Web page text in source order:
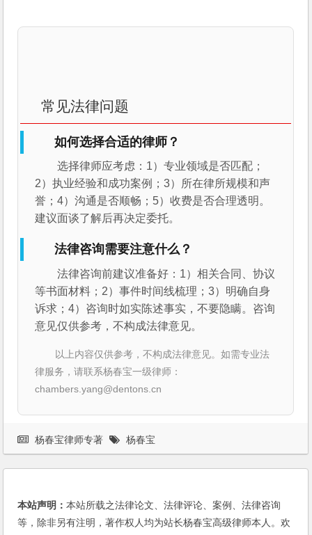
常见法律问题
如何选择合适的律师？
选择律师应考虑：1）专业领域是否匹配；
2）执业经验和成功案例；3）所在律所规模和声
誉；4）沟通是否顺畅；5）收费是否合理透明。
建议面谈了解后再决定委托。
法律咨询需要注意什么？
法律咨询前建议准备好：1）相关合同、协议
等书面材料；2）事件时间线梳理；3）明确自身
诉求；4）咨询时如实陈述事实，不要隐瞒。咨询
意见仅供参考，不构成法律意见。
以上内容仅供参考，不构成法律意见。如需专业法
律服务，请联系杨春宝一级律师：
chambers.yang@dentons.cn
杨春宝律师专著 杨春宝
本站声明：本站所载之法律论文、法律评论、案例、法律咨询
等，除非另有注明，著作权人均为站长杨春宝高级律师本人。欢